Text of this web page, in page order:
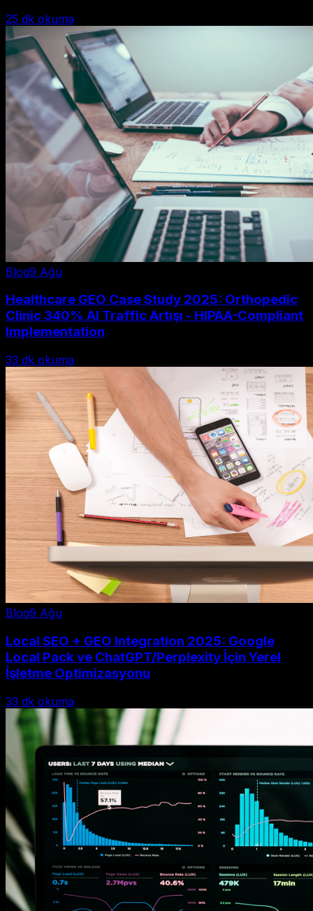
25 dk okuma
Blog9 Ağu
Healthcare GEO Case Study 2025: Orthopedic
Clinic 340% AI Traffic Artışı - HIPAA-Compliant
Implementation
33 dk okuma
Blog9 Ağu
Local SEO + GEO Integration 2025: Google
Local Pack ve ChatGPT/Perplexity İçin Yerel
İşletme Optimizasyonu
33 dk okuma